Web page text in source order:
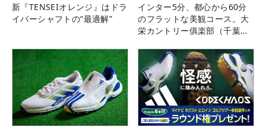
新『TENSEIオレンジ』はドラ
イバーシャフトの“最適解”
インター5分、都心から60分
のフラットな美観コース。大
栄カントリー俱楽部（千葉